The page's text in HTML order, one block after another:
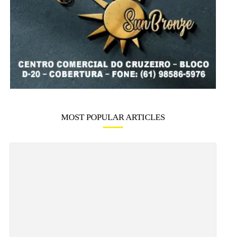
MOST POPULAR ARTICLES